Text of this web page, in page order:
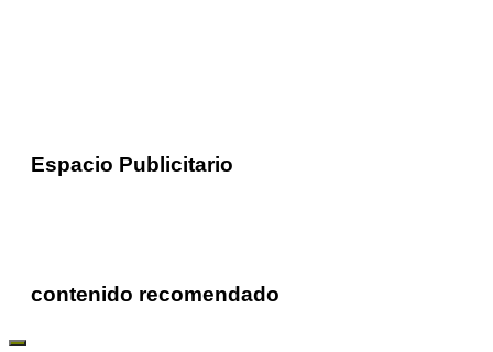
Espacio Publicitario
contenido recomendado